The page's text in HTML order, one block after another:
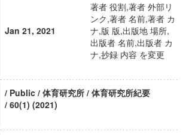
Jan 21, 2021
著者 役割,著者 外部リ
ンク,著者 名前,著者 カ
ナ,版 版,出版地 場所,
出版者 名前,出版者 カ
ナ,抄録 内容 を変更
/ Public / 体育研究所 / 体育研究所紀要
/ 60(1) (2021)